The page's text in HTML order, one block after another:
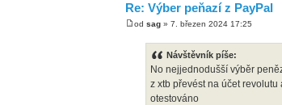
Re: Výber peňazí z PayPal
od sag » 7. březen 2024 17:25
Návštěvník píše:
No nejjednodušší výběr
z xtb převést na účet
otestováno